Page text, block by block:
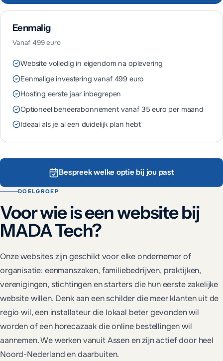
Eenmalig
Vanaf 499 euro
Website volledig in eigendom na oplevering
Eenmalige investering vanaf 499 euro
Hosting eerste jaar inbegrepen
Optioneel beheerabonnement vanaf 35 euro per maand
Ideaal als je al een duidelijk plan hebt
Bespreek welke optie bij jou past
DOELGROEP
Voor wie is een website bij
MADA Tech?
Onze websites zijn geschikt voor elke ondernemer of
organisatie: eenmanszaken, familiebedrijven, praktijken,
verenigingen, stichtingen en starters die hun eerste zakelijke
website willen. Denk aan een schilder die meer klanten uit de
regio wil, een installateur die lokaal beter gevonden wil
worden of een horecazaak die online bestellingen wil
aannemen. We werken vanuit Assen en zijn actief door heel
Noord-Nederland en daarbuiten.